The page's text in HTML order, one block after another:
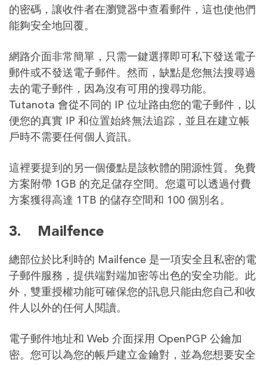
的密碼，讓收件者在瀏覽器中查看郵件，這也使他們
能夠安全地回覆。
網路介面非常簡單，只需一鍵選擇即可私下發送電子
郵件或不發送電子郵件。然而，缺點是您無法搜尋過
去的電子郵件，因為沒有可用的搜尋功能。
Tutanota 會從不同的 IP 位址路由您的電子郵件，以
便您的真實 IP 和位置始終無法追踪，並且在建立帳
戶時不需要任何個人資訊。
這裡要提到的另一個優點是該軟體的開源性質。免費
方案附帶 1GB 的充足儲存空間。您還可以透過付費
方案獲得高達 1TB 的儲存空間和 100 個別名。
3. Mailfence
總部位於比利時的 Mailfence 是一項安全且私密的電
子郵件服務，提供端對端加密等出色的安全功能。此
外，雙重授權功能可確保您的訊息只能由您自己和收
件人以外的任何人閱讀。
電子郵件地址和 Web 介面採用 OpenPGP 公鑰加
密。您可以為您的帳戶建立金鑰對，並為您想要安全